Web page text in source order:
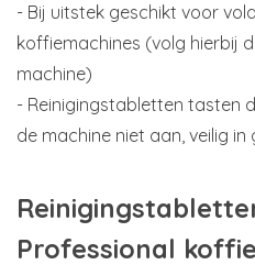
- Bij uitstek geschikt voor
koffiemachines (volg hierbij
machine)
- Reinigingstabletten tasten
de machine niet aan, veilig in
Professional